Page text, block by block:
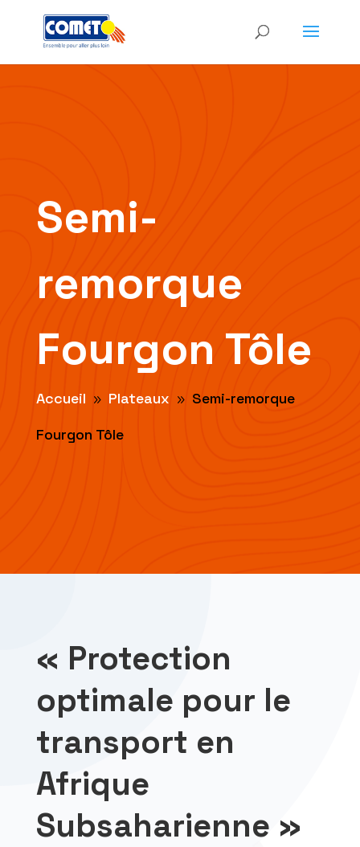
Semi-
remorque
Fourgon Tôle
Accueil 9 Plateaux 9 Semi-remorque
Fourgon Tôle
« Protection
optimale pour le
transport en
Afrique
Subsaharienne »